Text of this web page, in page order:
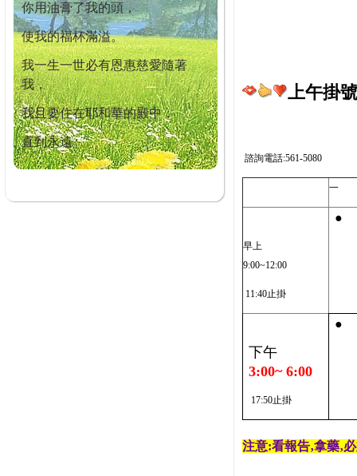
你用油膏了我的頭，
使我的福杯滿溢。
我一生一世必有恩惠慈愛隨著
我，
我且要住在耶和華的殿中，
直到永遠。
上午掛
諮詢電話:561-5080
一
早上
9:00~12:00
11:40止掛
●
下午
3:00~ 6:00
17:50止掛
●
注意:看報告‚拿藥‚